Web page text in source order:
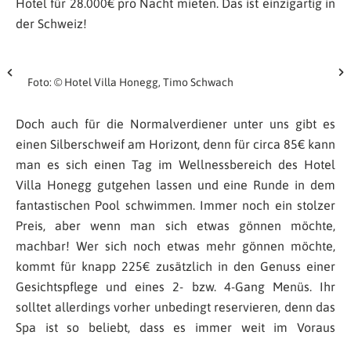
Hotel für 28.000€ pro Nacht mieten. Das ist einzigartig in
der Schweiz!
Foto: © Hotel Villa Honegg, Timo Schwach
Doch auch für die Normalverdiener unter uns gibt es
einen Silberschweif am Horizont, denn für circa 85€ kann
man es sich einen Tag im Wellnessbereich des Hotel
Villa Honegg gutgehen lassen und eine Runde in dem
fantastischen Pool schwimmen. Immer noch ein stolzer
Preis, aber wenn man sich etwas gönnen möchte,
machbar! Wer sich noch etwas mehr gönnen möchte,
kommt für knapp 225€ zusätzlich in den Genuss einer
Gesichtspflege und eines 2- bzw. 4-Gang Menüs. Ihr
solltet allerdings vorher unbedingt reservieren, denn das
Spa ist so beliebt, dass es immer weit im Voraus